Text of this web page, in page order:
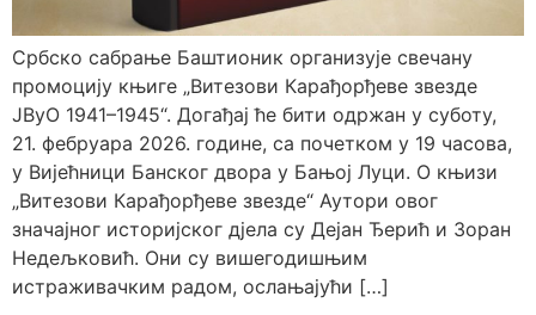
Србско сабрање Баштионик организује свечану
промоцију књиге „Витезови Карађорђеве звезде
ЈВуО 1941–1945“. Догађај ће бити одржан у суботу,
21. фебруара 2026. године, са почетком у 19 часова,
у Вијећници Банског двора у Бањој Луци. ​О књизи
„Витезови Карађорђеве звезде“ ​Аутори овог
значајног историјског дјела су Дејан Ђерић и Зоран
Недељковић. Они су вишегодишњим
истраживачким радом, ослањајући […]